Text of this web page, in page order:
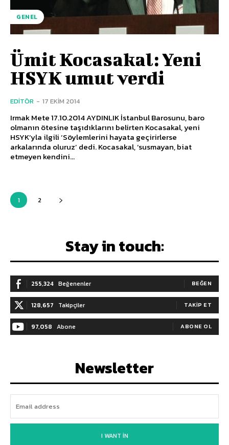
GENEL
Ümit Kocasakal: Yeni
HSYK umut verdi
EDITÖR - 17 EKIM 2014
Irmak Mete 17.10.2014 AYDINLIK İstanbul Barosunu, baro
olmanın ötesine taşıdıklarını belirten Kocasakal, yeni
HSYK’yla ilgili ‘Söylemlerini hayata geçirirlerse
arkalarında oluruz’ dedi. Kocasakal, ‘susmayan, biat
etmeyen kendini...
1 2
Stay in touch:
255,324 Beğenenler BEĞEN
128,657 Takipçiler TAKIP ET
97,058 Abone ABONE OL
Newsletter
I WANT IN